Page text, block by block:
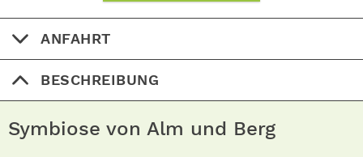
ANFAHRT
BESCHREIBUNG
Symbiose von Alm und Berg